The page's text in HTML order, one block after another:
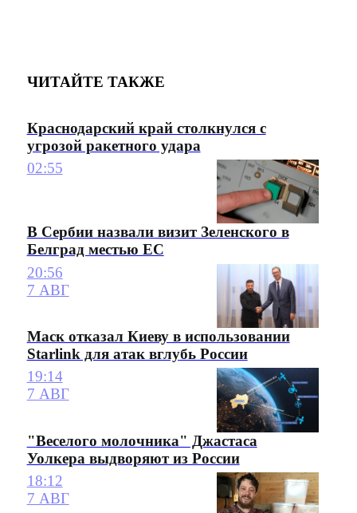
ЧИТАЙТЕ ТАКЖЕ
Краснодарский край столкнулся с
угрозой ракетного удара
02:55
В Сербии назвали визит Зеленского в
Белград местью ЕС
20:56
7 АВГ
Маск отказал Киеву в использовании
Starlink для атак вглубь России
19:14
7 АВГ
"Веселого молочника" Джастаса
Уолкера выдворяют из России
18:12
7 АВГ